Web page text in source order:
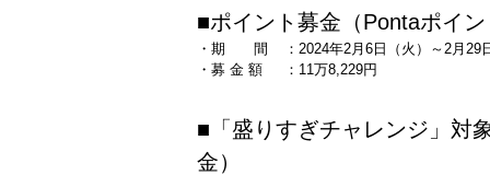
■ポイント募金（Pontaポイ
・期 間
・募 金 額
：2024年2月6日（火）～2月29
：11万8,229円
■「盛りすぎチャレンジ」対
金）